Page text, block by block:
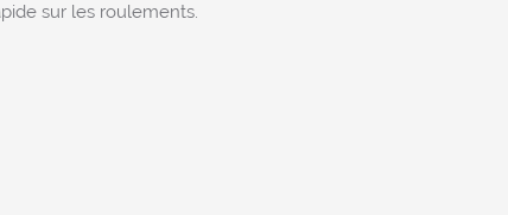
sur les roulements.